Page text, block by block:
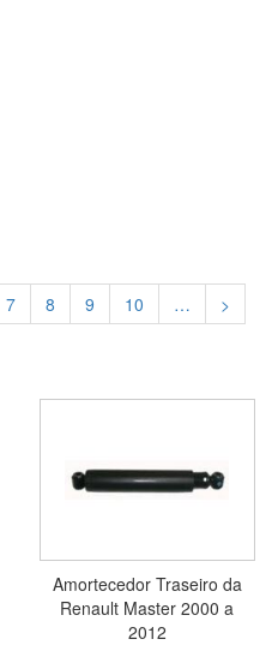
7 8 9 10 …
>
Amortecedor Traseiro da
Renault Master 2000 a
2012